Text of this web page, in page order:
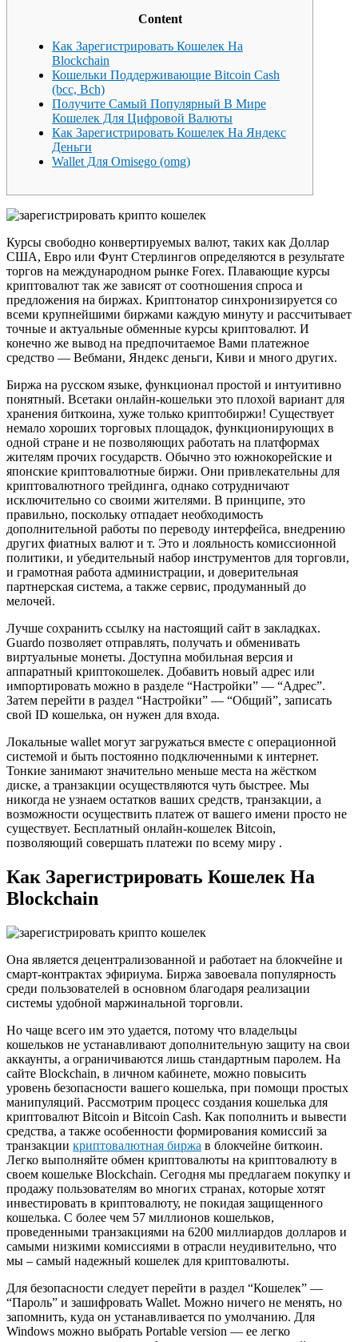
Content
Как Зарегистрировать Кошелек На
Blockchain
Кошельки Поддерживающие Bitcoin Cash
(bcс, Bch)
Получите Самый Популярный В Мире
Кошелек Для Цифровой Валюты
Как Зарегистрировать Кошелек На Яндекс
Деньги
Wallet Для Omisego (omg)
Курсы свободно конвертируемых валют, таких как Доллар
США, Евро или Фунт Стерлингов определяются в результате
торгов на международном рынке Forex. Плавающие курсы
криптовалют так же зависят от соотношения спроса и
предложения на биржах. Криптонатор синхронизируется со
всеми крупнейшими биржами каждую минуту и рассчитывает
точные и актуальные обменные курсы криптовалют. И
конечно же вывод на предпочитаемое Вами платежное
средство — Вебмани, Яндекс деньги, Киви и много других.
Биржа на русском языке, функционал простой и интуитивно
понятный. Всетаки онлайн-кошельки это плохой вариант для
хранения биткоина, хуже только криптобиржи! Существует
немало хороших торговых площадок, функционирующих в
одной стране и не позволяющих работать на платформах
жителям прочих государств. Обычно это южнокорейские и
японские криптовалютные биржи. Они привлекательны для
криптовалютного трейдинга, однако сотрудничают
исключительно со своими жителями. В принципе, это
правильно, поскольку отпадает необходимость
дополнительной работы по переводу интерфейса, внедрению
других фиатных валют и т. Это и лояльность комиссионной
политики, и убедительный набор инструментов для торговли,
и грамотная работа администрации, и доверительная
партнерская система, а также сервис, продуманный до
мелочей.
Лучше сохранить ссылку на настоящий сайт в закладках.
Guardo позволяет отправлять, получать и обменивать
виртуальные монеты. Доступна мобильная версия и
аппаратный криптокошелек. Добавить новый адрес или
импортировать можно в разделе “Настройки” — “Адрес”.
Затем перейти в раздел “Настройки” — “Общий”, записать
свой ID кошелька, он нужен для входа.
Локальные wallet могут загружаться вместе с операционной
системой и быть постоянно подключенными к интернет.
Тонкие занимают значительно меньше места на жёстком
диске, а транзакции осуществляются чуть быстрее. Мы
никогда не узнаем остатков ваших средств, транзакции, а
возможности осуществить платеж от вашего имени просто не
существует. Бесплатный онлайн-кошелек Bitcoin,
позволяющий совершать платежи по всему миру .
Как Зарегистрировать Кошелек На
Blockchain
Она является децентрализованной и работает на блокчейне и
смарт-контрактах эфириума. Биржа завоевала популярность
среди пользователей в основном благодаря реализации
системы удобной маржинальной торговли.
Но чаще всего им это удается, потому что владельцы
кошельков не устанавливают дополнительную защиту на свои
аккаунты, а ограничиваются лишь стандартным паролем. На
сайте Blockchain, в личном кабинете, можно повысить
уровень безопасности вашего кошелька, при помощи простых
манипуляций. Рассмотрим процесс создания кошелька для
криптовалют Bitcoin и Bitcoin Cash. Как пополнить и вывести
средства, а также особенности формирования комиссий за
транзакции криптовалютная биржа в блокчейне биткоин.
Легко выполняйте обмен криптовалюты на криптовалюту в
своем кошельке Blockchain. Сегодня мы предлагаем покупку и
продажу пользователям во многих странах, которые хотят
инвестировать в криптовалюту, не покидая защищенного
кошелька. С более чем 57 миллионов кошельков,
проведенными транзакциями на 6200 миллиардов долларов и
самыми низкими комиссиями в отрасли неудивительно, что
мы – самый надежный кошелек для криптовалюты.
Для безопасности следует перейти в раздел “Кошелек” —
“Пароль” и зашифровать Wallet. Можно ничего не менять, но
запомнить, куда он устанавливается по умолчанию. Для
Windows можно выбрать Portable version — ее легко